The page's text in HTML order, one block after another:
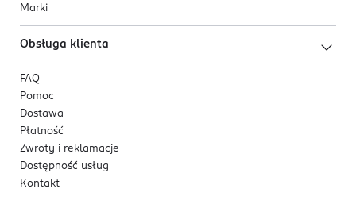
Marki
Obsługa klienta
FAQ
Pomoc
Dostawa
Płatność
Zwroty i reklamacje
Dostępność usług
Kontakt